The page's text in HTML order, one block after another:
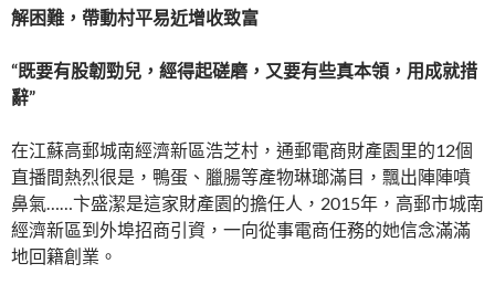
解困難，帶動村平易近增收致富
“既要有股韌勁兒，經得起磋磨，又要有些真本領，用成就措
辭”
在江蘇高郵城南經濟新區浩芝村，通郵電商財產園里的12個
直播間熱烈很是，鴨蛋、臘腸等產物琳瑯滿目，飄出陣陣噴
鼻氣……卞盛潔是這家財產園的擔任人，2015年，高郵市城南
經濟新區到外埠招商引資，一向從事電商任務的她信念滿滿
地回籍創業。